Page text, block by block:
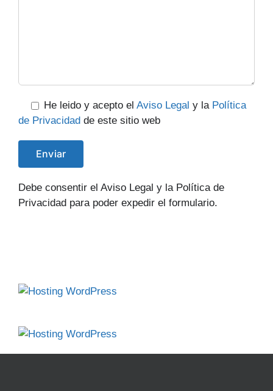
He leido y acepto el Aviso Legal y la Política
de Privacidad de este sitio web
Debe consentir el Aviso Legal y la Política de
Privacidad para poder expedir el formulario.